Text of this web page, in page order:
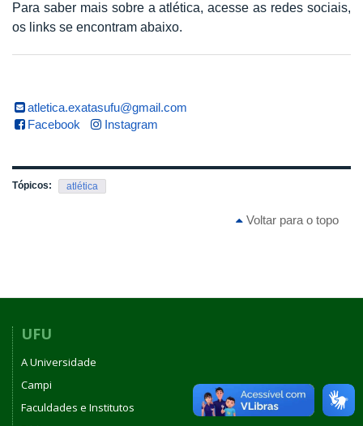
Para saber mais sobre a atlética, acesse as redes sociais,
os links se encontram abaixo.
atletica.exatasufu@gmail.com
Facebook
Instagram
Tópicos: atlética
Voltar para o topo
UFU
A Universidade
Campi
Faculdades e Institutos